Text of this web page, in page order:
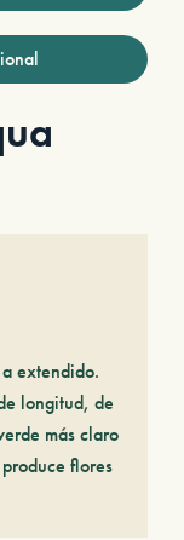
extendido.
longitud, de
más claro
flores